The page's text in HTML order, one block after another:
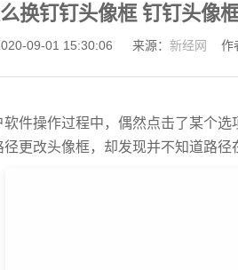
换钉钉头像框 钉钉头像
09-01 15:30:06 来源： 新经网 作
软件操作过程中，偶然点击了某个
径更改头像框，却发现并不知道路